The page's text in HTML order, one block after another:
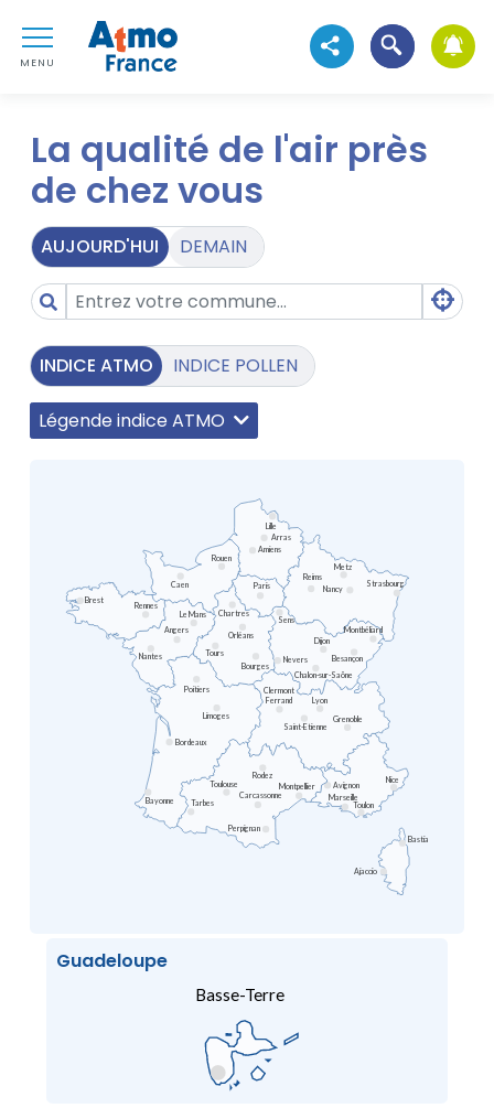
Aller au premier menu de navigation
Aller à la recherche
MENU
Atmo France
ATMO TEST Voir les réseaux sociaux
Ouvrir la
La qualité de l'air près
de chez vous
AUJOURD'HUI DEMAIN
INDICE ATMO INDICE POLLEN
Légende indice ATMO
Rennes
Le Mans
Angers
Nantes
Nice
Marseille
Toulon
Avignon
Caen
Rouen
Arras
Lille
Reims
Metz
Nancy
Perpignan
Tarbes
Montpellier
Toulouse
Rodez
Carcassonne
Saint-Etienne
Clermont
Ferrand
Grenoble
Orléans
Tours
Chartres
Bourges
Poitiers
Bayonne
Limoges
Sens
Chalon-sur-Saône
Nevers
Dijon
Besançon
Montbéliard
Brest
Paris
Amiens
Bordeaux
Lyon
Strasbourg
Ajaccio
Bastia
Guadeloupe
Basse-Terre